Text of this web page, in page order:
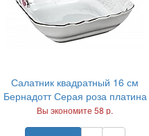
Салатник квадратный 16 см
Бернадотт Серая роза платина
Вы экономите 58 р.